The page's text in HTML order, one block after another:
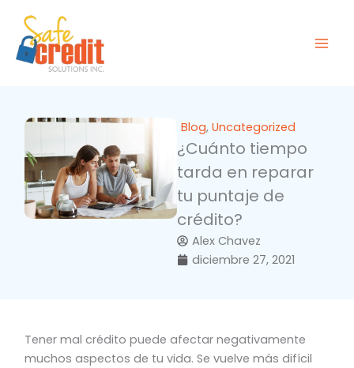
contenido
Blog, Uncategorized
¿Cuánto tiempo
tarda en reparar
tu puntaje de
crédito?
Alex Chavez
diciembre 27, 2021
Tener mal crédito puede afectar negativamente
muchos aspectos de tu vida. Se vuelve más difícil